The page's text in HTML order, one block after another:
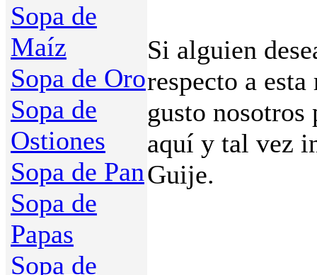
Sopa de
Maíz
Sopa de Oro
Sopa de
Ostiones
Sopa de Pan
Sopa de
Papas
Sopa de
Si alguien
respecto a
gusto
aquí y tal vez
Guije.